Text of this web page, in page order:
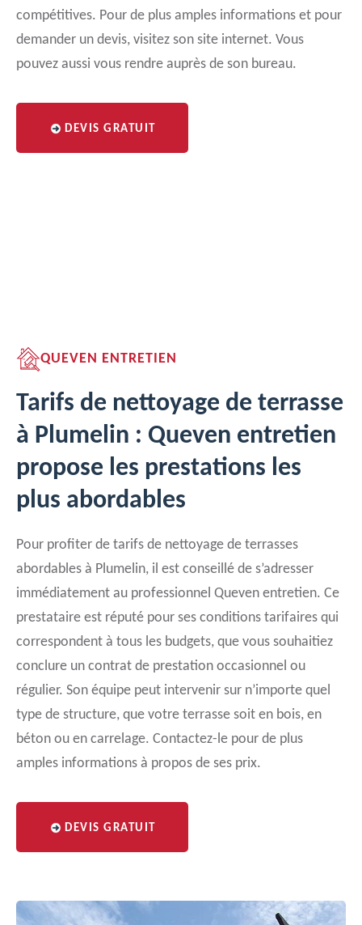
compétitives. Pour de plus amples informations et pour
demander un devis, visitez son site internet. Vous
pouvez aussi vous rendre auprès de son bureau.
DEVIS GRATUIT
QUEVEN ENTRETIEN
Tarifs de nettoyage de terrasse
à Plumelin : Queven entretien
propose les prestations les
plus abordables
Pour profiter de tarifs de nettoyage de terrasses
abordables à Plumelin, il est conseillé de s’adresser
immédiatement au professionnel Queven entretien. Ce
prestataire est réputé pour ses conditions tarifaires qui
correspondent à tous les budgets, que vous souhaitiez
conclure un contrat de prestation occasionnel ou
régulier. Son équipe peut intervenir sur n’importe quel
type de structure, que votre terrasse soit en bois, en
béton ou en carrelage. Contactez-le pour de plus
amples informations à propos de ses prix.
DEVIS GRATUIT